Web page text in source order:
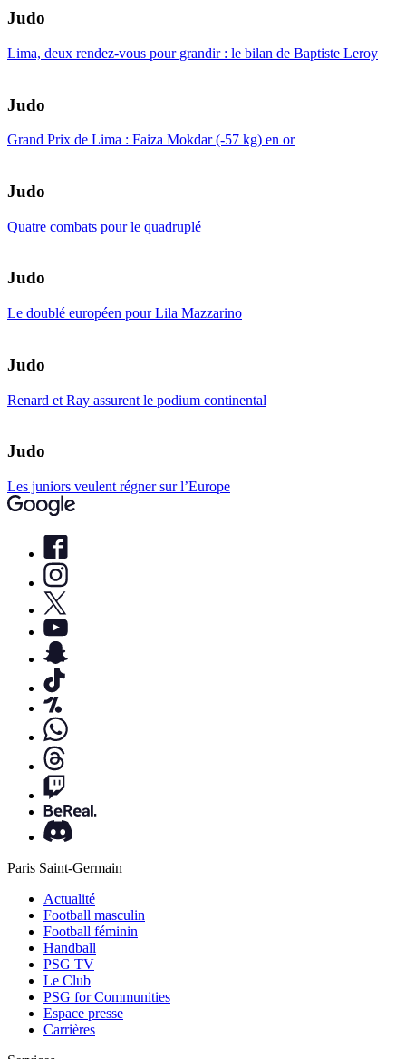
Judo
Lima, deux rendez-vous pour grandir : le bilan de Baptiste Leroy
Judo
Grand Prix de Lima : Faiza Mokdar (-57 kg) en or
Judo
Quatre combats pour le quadruplé
Judo
Le doublé européen pour Lila Mazzarino
Judo
Renard et Ray assurent le podium continental
Judo
Les juniors veulent régner sur l’Europe
Paris Saint-Germain
Actualité
Football masculin
Football féminin
Handball
PSG TV
Le Club
PSG for Communities
Espace presse
Carrières